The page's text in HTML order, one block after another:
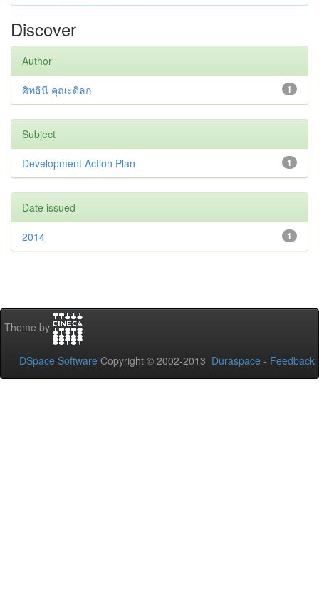
Discover
Author
1
ศิทธินี คุณะดิลก
Subject
1
Development Action Plan
Date issued
1
2014
Theme by
DSpace Software Copyright © 2002-2013 Duraspace - Feedback